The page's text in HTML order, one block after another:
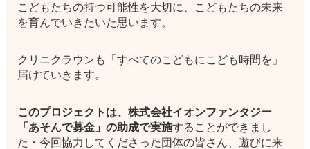
こどもたちの持つ可能性を大切に、こどもたちの未来
を育んでいきたいた思います。
クリニクラウンも「すべてのこどもにこども時間を」
届けていきます。
このプロジェクトは、株式会社イオンファンタジー
「あそんで募金」の助成で実施することができまし
た・今回協力してくださった団体の皆さん、遊びに来